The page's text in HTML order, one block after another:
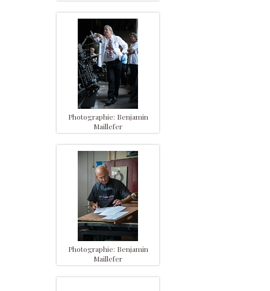
Photographie: Benjamin
Maillefer
Photographie: Benjamin
Maillefer